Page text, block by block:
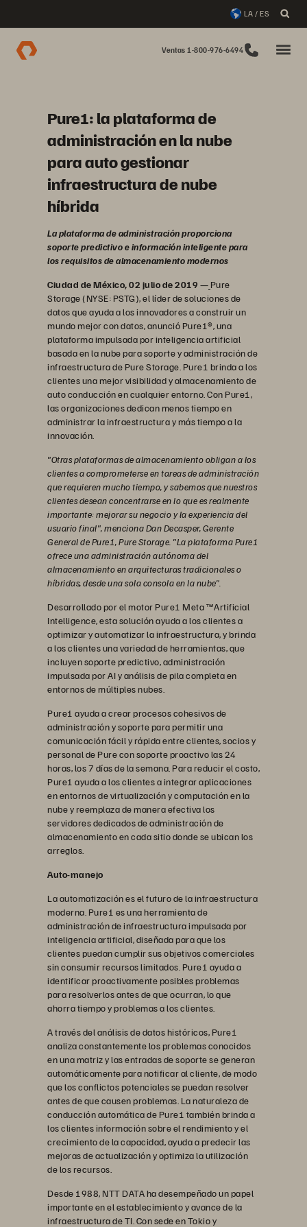
LA / ES
Ventas 1-800-976-6494
Pure1: la plataforma de
administración en la nube
para auto gestionar
infraestructura de nube
híbrida
La plataforma de administración proporciona
soporte predictivo e información inteligente para
los requisitos de almacenamiento modernos
Ciudad de México, 02 julio de 2019 — Pure
Storage (NYSE: PSTG), el líder de soluciones de
datos que ayuda a los innovadores a construir un
mundo mejor con datos, anunció Pure1®, una
plataforma impulsada por inteligencia artificial
basada en la nube para soporte y administración de
infraestructura de Pure Storage. Pure1 brinda a los
clientes una mejor visibilidad y almacenamiento de
auto conducción en cualquier entorno. Con Pure1,
las organizaciones dedican menos tiempo en
administrar la infraestructura y más tiempo a la
innovación.
"Otras plataformas de almacenamiento obligan a los
clientes a comprometerse en tareas de administración
que requieren mucho tiempo, y sabemos que nuestros
clientes desean concentrarse en lo que es realmente
importante: mejorar su negocio y la experiencia del
usuario final", menciona Dan Decasper, Gerente
General de Pure1, Pure Storage. "La plataforma Pure1
ofrece una administración autónoma del
almacenamiento en arquitecturas tradicionales o
híbridas, desde una sola consola en la nube".
Desarrollado por el motor Pure1 Meta ™Artificial
Intelligence, esta solución ayuda a los clientes a
optimizar y automatizar la infraestructura, y brinda
a los clientes una variedad de herramientas, que
incluyen soporte predictivo, administración
impulsada por AI y análisis de pila completa en
entornos de múltiples nubes.
Pure1 ayuda a crear procesos cohesivos de
administración y soporte para permitir una
comunicación fácil y rápida entre clientes, socios y
personal de Pure con soporte proactivo las 24
horas, los 7 días de la semana. Para reducir el costo,
Pure1 ayuda a los clientes a integrar aplicaciones
en entornos de virtualización y computación en la
nube y reemplaza de manera efectiva los
servidores dedicados de administración de
almacenamiento en cada sitio donde se ubican los
arreglos.
Auto-manejo
La automatización es el futuro de la infraestructura
moderna. Pure1 es una herramienta de
administración de infraestructura impulsada por
inteligencia artificial, diseñada para que los
clientes puedan cumplir sus objetivos comerciales
sin consumir recursos limitados. Pure1 ayuda a
identificar proactivamente posibles problemas
para resolverlos antes de que ocurran, lo que
ahorra tiempo y problemas a los clientes.
A través del análisis de datos históricos, Pure1
analiza constantemente los problemas conocidos
en una matriz y las entradas de soporte se generan
automáticamente para notificar al cliente, de modo
que los conflictos potenciales se puedan resolver
antes de que causen problemas. La naturaleza de
conducción automática de Pure1 también brinda a
los clientes información sobre el rendimiento y el
crecimiento de la capacidad, ayuda a predecir las
mejoras de actualización y optimiza la utilización
de los recursos.
Desde 1988, NTT DATA ha desempeñado un papel
importante en el establecimiento y avance de la
infraestructura de TI. Con sede en Tokio y